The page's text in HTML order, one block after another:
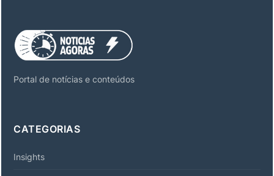
Portal de notícias e conteúdos
CATEGORIAS
Insights